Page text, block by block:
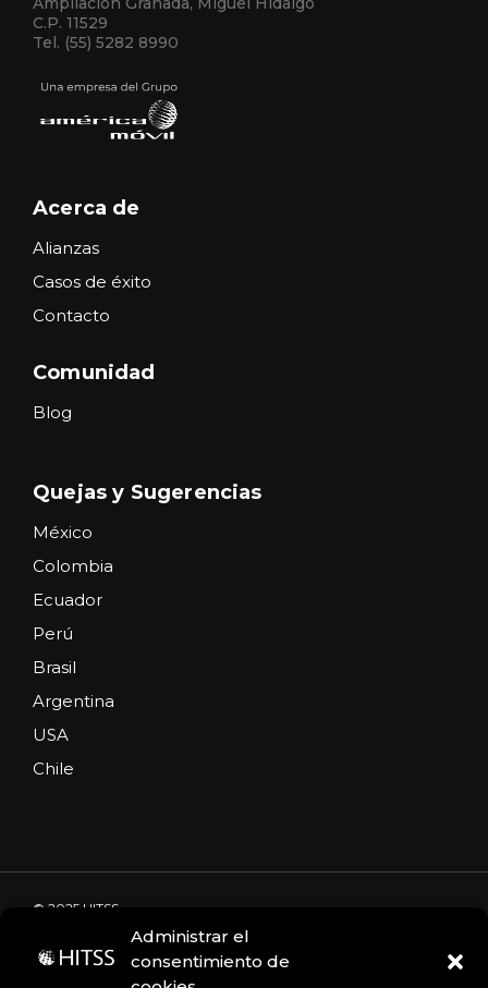
Administrar el
consentimiento de
C.P. 11529
Tel. (55) 5282 8990
Acerca de
Alianzas
Casos de éxito
Contacto
Comunidad
Blog
Quejas y Sugerencias
México
Colombia
Ecuador
Perú
Brasil
Argentina
USA
Chile
© 2025 HITSS